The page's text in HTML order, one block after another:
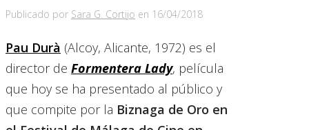
Publicado por Sara G. Cortijo en 16/04/2018
Pau Durà (Alcoy, Alicante, 1972) es el
director de Formentera Lady, película
que hoy se ha presentado al público y
que compite por la Biznaga de Oro en